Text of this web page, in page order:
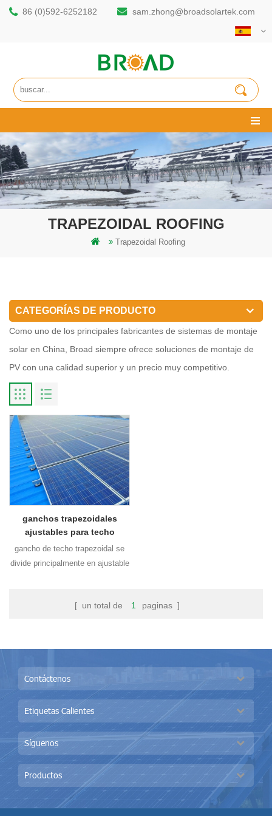
86 (0)592-6252182 sam.zhong@broadsolartek.com
TRAPEZOIDAL ROOFING
Trapezoidal Roofing
CATEGORÍAS DE PRODUCTO
Como uno de los principales fabricantes de sistemas de montaje
solar en China, Broad siempre ofrece soluciones de montaje de
PV con una calidad superior y un precio muy competitivo.
ganchos trapezoidales
ajustables para techo
gancho de techo trapezoidal se
divide principalmente en ajustable
combinar con rieles.
[ un total de 1 paginas ]
Contáctenos
Etiquetas Calientes
Síguenos
Productos